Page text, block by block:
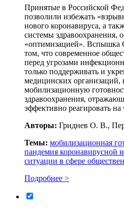
Принятые в Российской
позволили избежать
нового коронавируса, а
системы здравоохранения,
«оптимизацией». Вспышка
том, что современное
перед угрозами
только поддерживать и
медицинских организаций,
мобилизационную
здравоохранения,
эффективно реагировать
Авторы: Гриднев О. В.,
Темы: мобилизационная
пандемия коронавирусной
ситуации в сфере
Подробнее >